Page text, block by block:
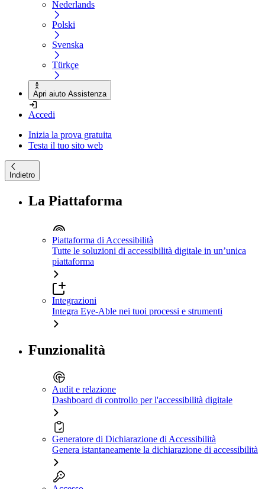
Nederlands
Polski
Svenska
Türkçe
Apri aiuto Assistenza
Accedi
Inizia la prova gratuita
Testa il tuo sito web
Indietro
La Piattaforma
Piattaforma di Accessibilità
Tutte le soluzioni di accessibilità digitale in un’unica
piattaforma
Integrazioni
Integra Eye-Able nei tuoi processi e strumenti
Funzionalità
Audit e relazione
Dashboard di controllo per l'accessibilità digitale
Generatore di Dichiarazione di Accessibilità
Genera istantaneamente la dichiarazione di accessibilità